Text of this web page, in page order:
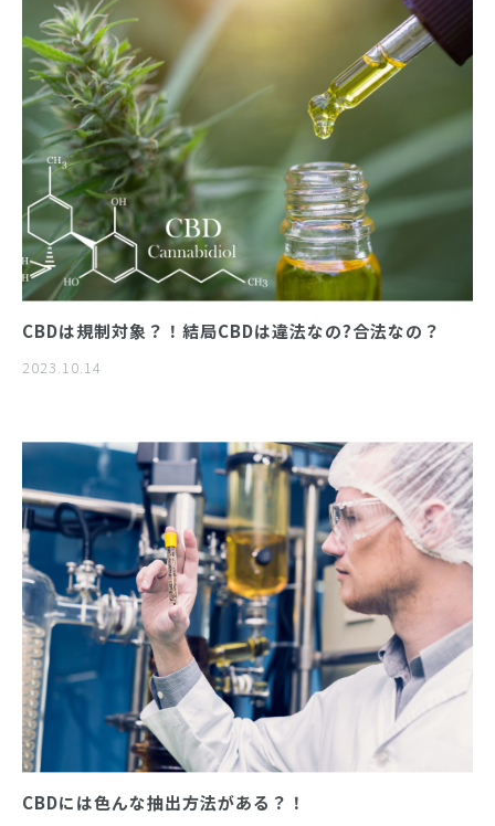
CBDは規制対象？！結局CBDは違法なの?合法なの？
2023.10.14
CBDには色んな抽出方法がある？！